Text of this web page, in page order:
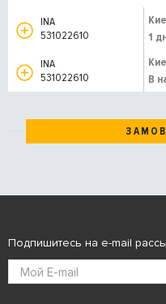
INA
531022610
1
INA
531022610
В
Подпишитесь на e-mail